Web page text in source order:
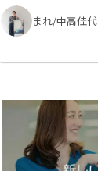
まれ/中高佳代